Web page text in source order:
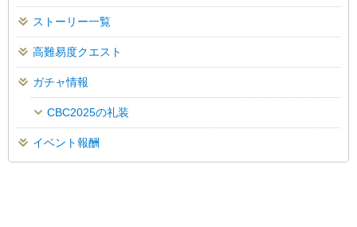
ストーリー一覧
高難易度クエスト
ガチャ情報
CBC2025の礼装
イベント報酬